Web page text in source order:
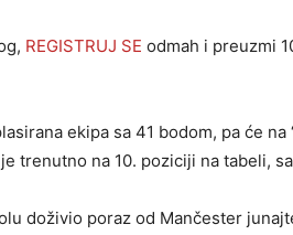
REGISTRUJ SE odmah i preuzmi
ekipa sa 41 bodom, pa će
trenutno na 10. poziciji na tabeli,
doživio poraz od Mančester